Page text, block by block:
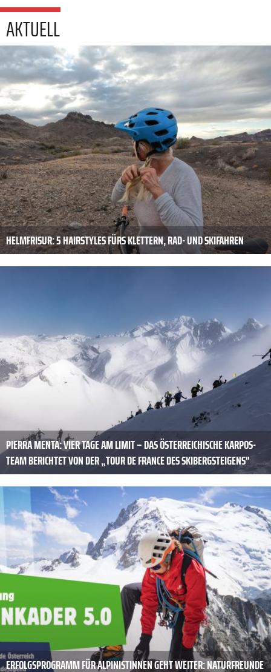
AKTUELL
HELMFRISUR: 5 HAIRSTYLES FÜRS KLETTERN, RAD- UND SKIFAHREN
PIERRA MENTA: VIER TAGE AM LIMIT – DAS ÖSTERREICHISCHE KARPOS-
TEAM BERICHTET VON DER „TOUR DE FRANCE DES SKIBERGSTEIGENS"
ERFOLGSPROGRAMM FÜR ALPINISTINNEN GEHT WEITER: NATURFREUNDE